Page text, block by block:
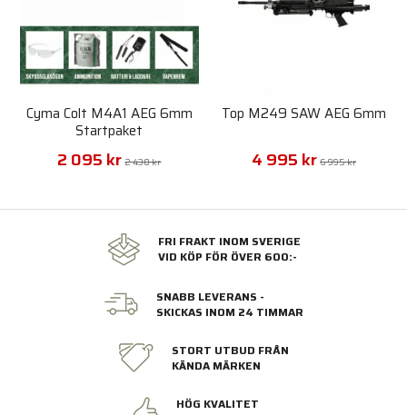
Cyma Colt M4A1 AEG 6mm
Startpaket
2 095 kr 2 430 kr
Top M249 SAW AEG 6mm
4 995 kr 6 995 kr
FRI FRAKT INOM SVERIGE
VID KÖP FÖR ÖVER 600:-
SNABB LEVERANS -
SKICKAS INOM 24 TIMMAR
STORT UTBUD FRÅN
KÄNDA MÄRKEN
HÖG KVALITET